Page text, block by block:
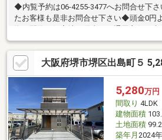
◆内覧予約は06-4255-3477へお問合せ下
たお客様も是非お問合せ下さい◆頭金0円
学校近くお子様の通学も安心・WICあり！
付きで雨の日も安心◆見るだけ大歓迎◆接
り◆夜間早朝もお気軽にご連絡ください
るか分からないけど見るだけ見たい」「
てみたい」等 ご購入をご検討中のお客様
でご購入頂く為に精一杯サポート致しま
お気軽にご相談下さい！
大阪府堺市堺区出島町５
5,280万円
間取り 4LDK
建物面積
土地面積
築年月 2024